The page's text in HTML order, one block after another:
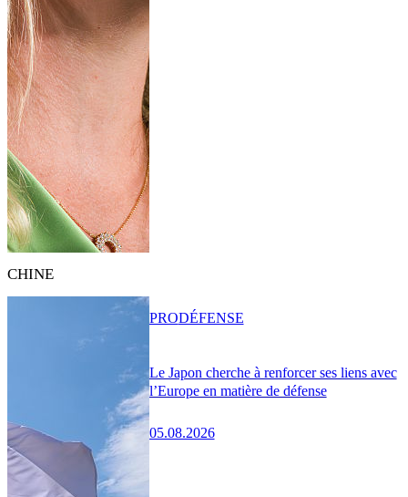
CHINE
Le Japon cherche à renforcer ses liens avec
l’Europe en matière de défense
05.08.2026
PRODÉFENSE